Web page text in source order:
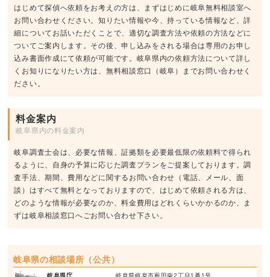
はじめて探偵へ依頼をお考えの方は、まずはじめに岐阜無料相談室へ
お問い合わせください。知りたい情報や今、持っている情報など、詳
細についてお話いただくことで、適切な調査方法や依頼の方法などに
ついてご案内します。その後、申し込みをされる場合は専用のお申し
込み書面作成にて依頼が可能です。岐阜県内の依頼方法について詳し
くお知りになりたい方は、無料相談窓口（岐阜）までお問い合わせく
ださい。
料金案内
岐阜県内の料金案内
岐阜調査士会は、必要な情報、証拠類を必要最低限の依頼料で得られ
るように、自身の予算に応じた調査プランをご提案しております。調
査手法、期間、費用などに関するお問い合わせ（電話、メール、面
談）はすべて無料となっておりますので、はじめて依頼される方は、
どのような情報が必要なのか、料金費用はどれくらいかかるのか、ま
ずは岐阜相談窓口へごお問い合わせ下さい。
岐阜県の相談場所（公共）
岐阜県庁
岐阜県岐阜市薮田南2丁目1番1号